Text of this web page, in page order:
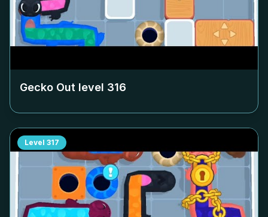
Gecko Out level 316
Level 317